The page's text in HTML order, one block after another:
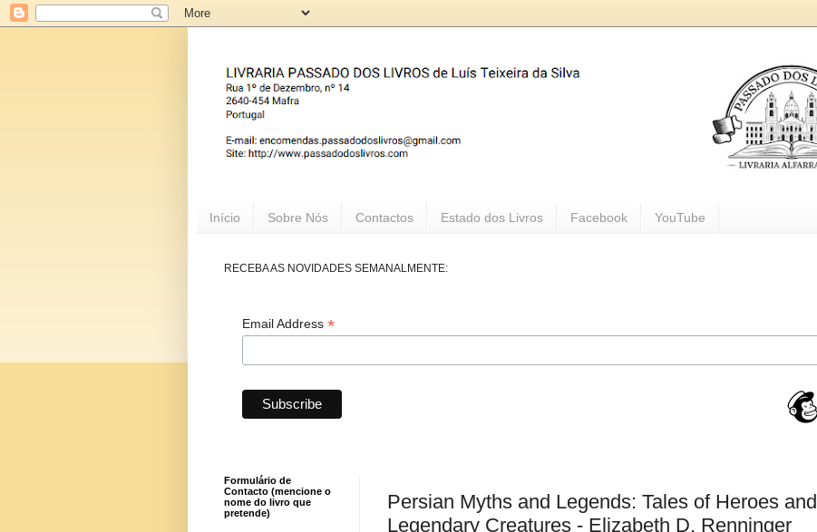
Início Sobre Nós Contactos Estado dos Livros Facebook YouTube
RECEBA AS NOVIDADES SEMANALMENTE:
Email Address *
Persian Myths and Legends: Tales of Heroes and
Legendary Creatures - Elizabeth D. Renninger
Formulário de
Contacto (mencione o
nome do livro que
pretende)